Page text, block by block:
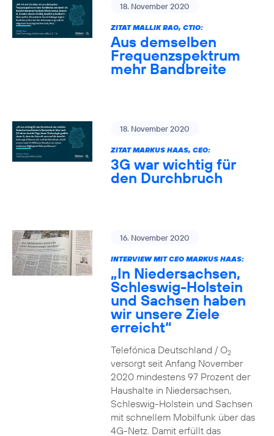
18. November 2020
ZITAT MALLIK RAO, CTIO:
Aus demselben
Frequenzspektrum
mehr Bandbreite
18. November 2020
ZITAT MARKUS HAAS, CEO:
3G war wichtig für
den Durchbruch
16. November 2020
INTERVIEW MIT CEO MARKUS HAAS:
„In Niedersachsen,
Schleswig-Holstein
und Sachsen haben
wir unsere Ziele
erreicht“
Telefónica Deutschland / O2
versorgt seit Anfang November
2020 mindestens 97 Prozent der
Haushalte in Niedersachsen,
Schleswig-Holstein und Sachsen
mit schnellem Mobilfunk über das
4G-Netz. Damit erfüllt das